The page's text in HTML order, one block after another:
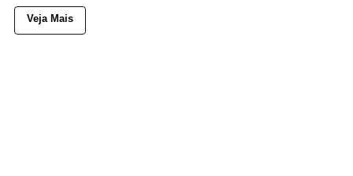
Veja Mais